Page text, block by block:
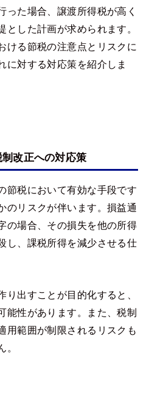
った場合、譲渡所得税が高く
とした計画が求められます。
ける節税の注意点とリスクに
に対する対応策を紹介しま
改正への対応策
節税において有効な手段です
のリスクが伴います。損益通
の場合、その損失を他の所得
し、課税所得を減少させる仕
り出すことが目的化すると、
能性があります。また、税制
用範囲が制限されるリスクも
。